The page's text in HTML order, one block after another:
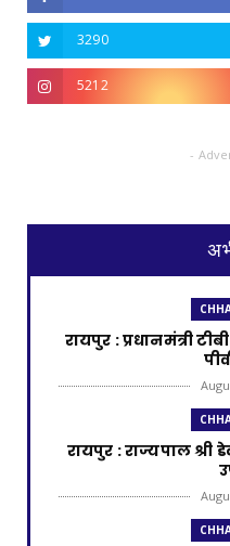
3290
5212
-
रायपुर : प्रधानमंत्री
रायपुर : राज्यपाल श्री